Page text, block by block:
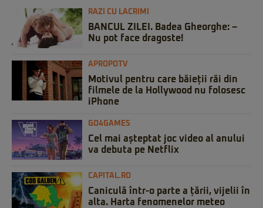
RAZI CU LACRIMI
BANCUL ZILEI. Badea Gheorghe: –
Nu pot face dragoste!
APROPOTV
Motivul pentru care băieții răi din
filmele de la Hollywood nu folosesc
iPhone
GO4GAMES
Cel mai așteptat joc video al anului
va debuta pe Netflix
CAPITAL.RO
Caniculă într-o parte a țării, vijelii în
alta. Harta fenomenelor meteo